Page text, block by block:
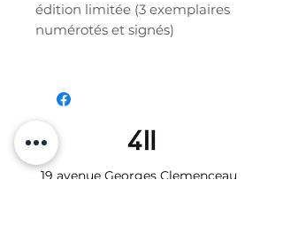
édition limitée (3 exemplaires
numérotés et signés)
19 avenue Georges Clemenceau